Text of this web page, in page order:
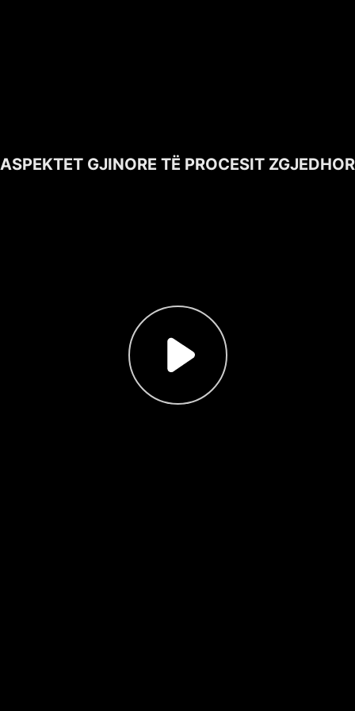
ASPEKTET GJINORE TË PROCESIT ZGJEDHOR